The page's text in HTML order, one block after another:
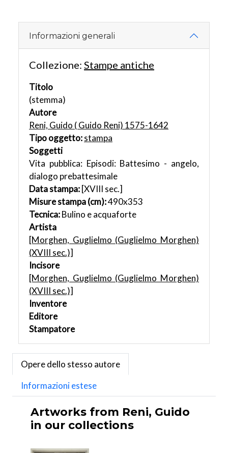
Informazioni generali
Collezione: Stampe antiche
Titolo
(stemma)
Autore
Reni, Guido ( Guido Reni) 1575-1642
Tipo oggetto:stampa
Soggetti
Vita pubblica: Episodi: Battesimo - angelo,
dialogo prebattesimale
Data stampa: [XVIII sec.]
Misure stampa (cm):490x353
Tecnica:Bulino e acquaforte
Artista
[Morghen, Guglielmo (Guglielmo Morghen)
(XVIII sec.)]
Incisore
[Morghen, Guglielmo (Guglielmo Morghen)
(XVIII sec.)]
Inventore
Editore
Stampatore
Opere dello stesso autore
Informazioni estese
Artworks from Reni, Guido
in our collections